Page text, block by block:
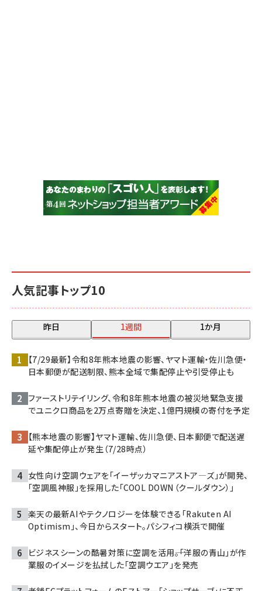
人気記事トップ10
昨日 1週間 1か月
【7/29最新】令和8年熊本地震の影響、ヤマト運輸・佐川急便・
日本郵便が配送制限、熊本全域で集配停止や引受停止も
ファーストリテイリング、令和8年熊本地震の被災地緊急支援
でユニクロ商品を2万点寄贈を決定、1億円規模の寄付を予定
【熊本地震の影響】ヤマト運輸、佐川急便、日本郵便で配送遅
延や集配停止が発生（7/28時点）
女性向け空調ウェアを「イーザッカマニアストア―ズ」が開発、
「空調風神服」を採用した「COOL DOWN（クールダウン）」
楽天の最新AIやテクノロジーを体験できる「Rakuten AI
Optimism」、今日からスタート。パシフィコ横浜で開催
ビジネスシーンの酷暑対策に空調を活用――。「洋服の青山」が作
業服のイメージを払拭した「空調ウエア」を発売